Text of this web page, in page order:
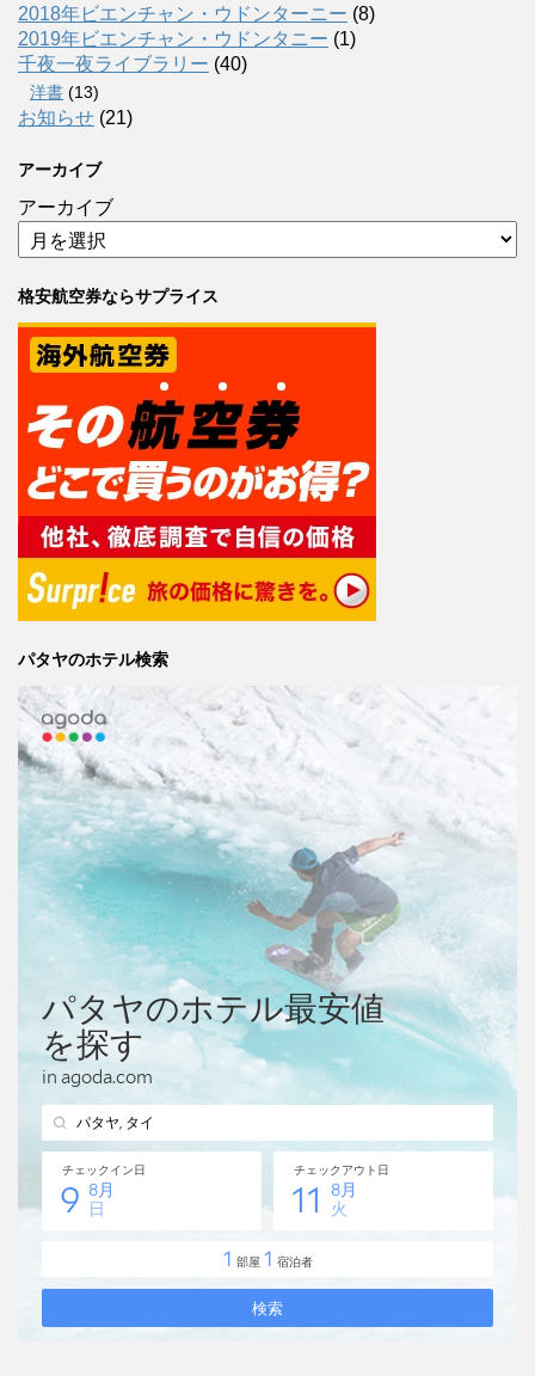
2018年ビエンチャン・ウドンターニー (8)
2019年ビエンチャン・ウドンタニー (1)
千夜一夜ライブラリー (40)
洋書 (13)
お知らせ (21)
アーカイブ
アーカイブ
格安航空券ならサプライス
パタヤのホテル検索